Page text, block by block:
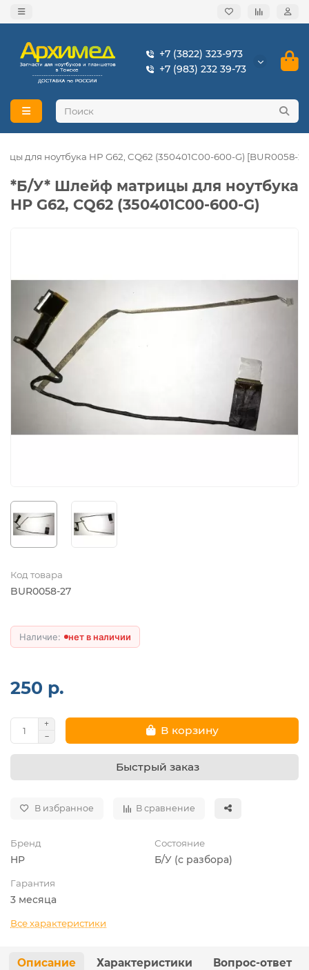
+7 (3822) 323-973
+7 (983) 232 39-73
для ноутбука HP G62, CQ62 (350401С00-600-G) [BUR0058-
*Б/У* Шлейф матрицы для ноутбука
HP G62, CQ62 (350401С00-600-G)
Код товара
BUR0058-27
нет в наличии
250 р.
В корзину
Быстрый заказ
В избранное В сравнение
Бренд
HP
Состояние
Б/У (с разбора)
Гарантия
3 месяца
Все характеристики
Описание Характеристики Вопрос-ответ